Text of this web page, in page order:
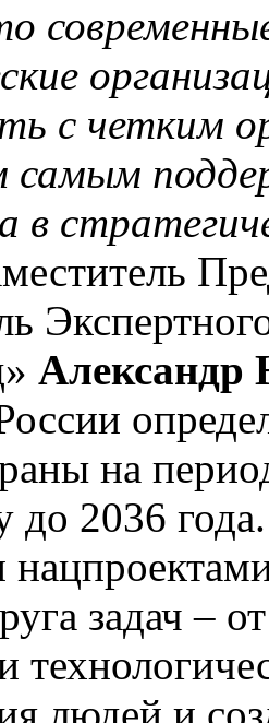
с четким
самым
в
Александр
на
до 2036
задач –
людей и